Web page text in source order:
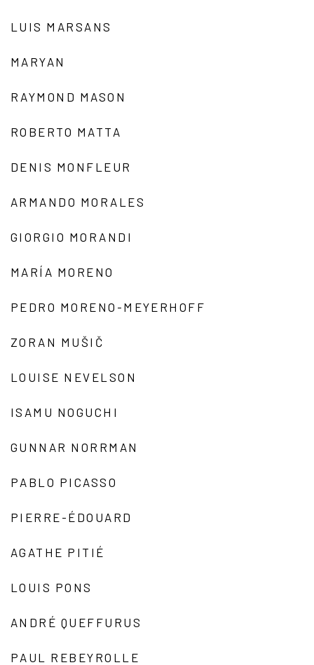
LUIS MARSANS
MARYAN
RAYMOND MASON
ROBERTO MATTA
DENIS MONFLEUR
ARMANDO MORALES
GIORGIO MORANDI
MARÍA MORENO
PEDRO MORENO-MEYERHOFF
ZORAN MUŠIČ
LOUISE NEVELSON
ISAMU NOGUCHI
GUNNAR NORRMAN
PABLO PICASSO
PIERRE-ÉDOUARD
AGATHE PITIÉ
LOUIS PONS
ANDRÉ QUEFFURUS
PAUL REBEYROLLE